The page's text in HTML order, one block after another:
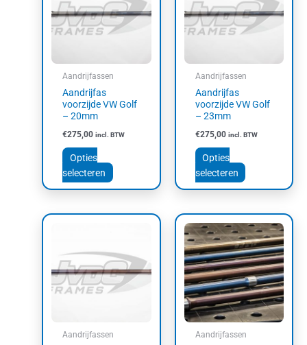
Aandrijfassen
Aandrijfas
voorzijde VW Golf
– 20mm
€275,00 incl. BTW
Opties
selecteren
meerdere
variaties.
worden
Aandrijfassen
Aandrijfas
voorzijde VW Golf
– 23mm
€275,00 incl. BTW
Opties
selecteren
meerdere
variaties.
worden
Aandrijfassen Aandrijfassen